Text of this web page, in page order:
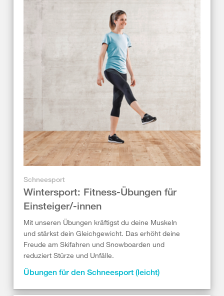
Schneesport
Wintersport: Fitness-Übungen für
Einsteiger/-innen
Mit unseren Übungen kräftigst du deine Muskeln
und stärkst dein Gleichgewicht. Das erhöht deine
Freude am Skifahren und Snowboarden und
reduziert Stürze und Unfälle.
Übungen für den Schneesport (leicht)